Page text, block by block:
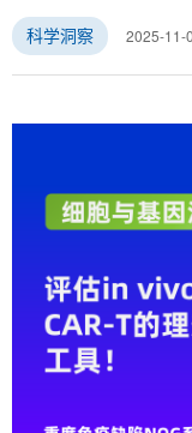
科学洞察 2025-11-